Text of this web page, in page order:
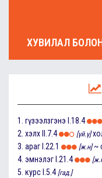
ХУВИЛАЛ
1. гүзээлзгэнэ I.18.4
2. хэлх II.7.4 [үй.ү]
3. араг I.22.1 [ж.н] ~
4. эмнэлэг I.21.4
5. курс I.5.4 [гад.]